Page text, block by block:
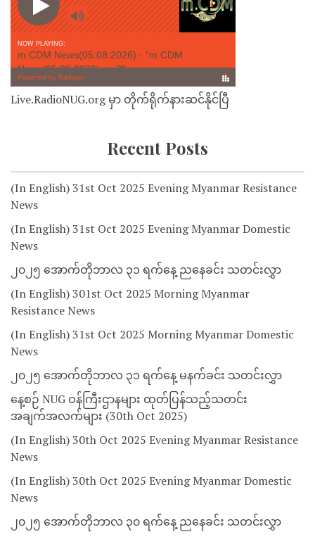
Live.RadioNUG.org မှာ တိုက်ရိုက်နားဆင်နိုင်ပြီ
Recent Posts
(In English) 31st Oct 2025 Evening Myanmar Resistance
News
(In English) 31st Oct 2025 Evening Myanmar Domestic
News
၂၀၂၅ အောက်တိုဘာလ ၃၁ ရက်နေ့ ညနေခင်း သတင်းလွှာ
(In English) 301st Oct 2025 Morning Myanmar
Resistance News
(In English) 31st Oct 2025 Morning Myanmar Domestic
News
၂၀၂၅ အောက်တိုဘာလ ၃၁ ရက်နေ့ မနက်ခင်း သတင်းလွှာ
နေ့စဉ် NUG ဝန်ကြီးဌာနများ ထုတ်ပြန်သည့်သတင်း
အချက်အလက်များ (30th Oct 2025)
(In English) 30th Oct 2025 Evening Myanmar Resistance
News
(In English) 30th Oct 2025 Evening Myanmar Domestic
News
၂၀၂၅ အောက်တိုဘာလ ၃၀ ရက်နေ့ ညနေခင်း သတင်းလွှာ